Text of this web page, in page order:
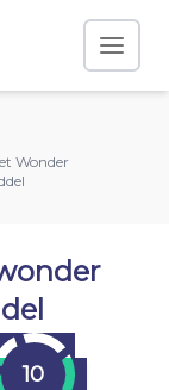
Wonder
10